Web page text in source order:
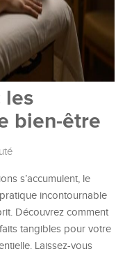
les
bien-être
s’accumulent, le
incontournable
Découvrez comment
tangibles pour votre
Laissez-vous